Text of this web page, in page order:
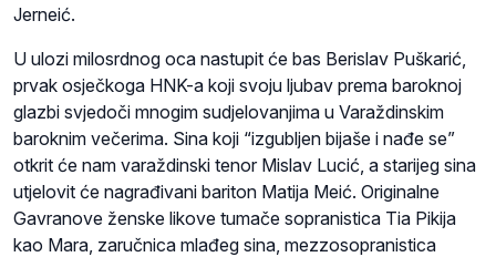
Jerneić.
U ulozi milosrdnog oca nastupit će bas Berislav Puškarić,
prvak osječkoga HNK-a koji svoju ljubav prema baroknoj
glazbi svjedoči mnogim sudjelovanjima u Varaždinskim
baroknim večerima. Sina koji “izgubljen bijaše i nađe se”
otkrit će nam varaždinski tenor Mislav Lucić, a starijeg sina
utjelovit će nagrađivani bariton Matija Meić. Originalne
Gavranove ženske likove tumače sopranistica Tia Pikija
kao Mara, zaručnica mlađeg sina, mezzosopranistica